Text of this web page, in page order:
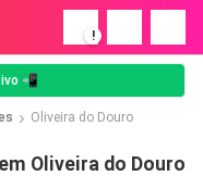
!
📲
Oliveira do Douro
Oliveira do Douro